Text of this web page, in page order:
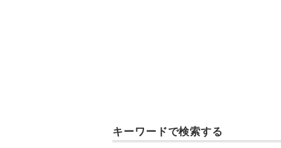
キーワードで検索する